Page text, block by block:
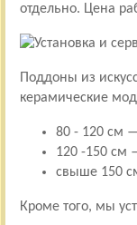
отдельно. Цена
Поддоны из
керамические
80 - 120 см
120 -150 см
свыше 150
Кроме того, мы